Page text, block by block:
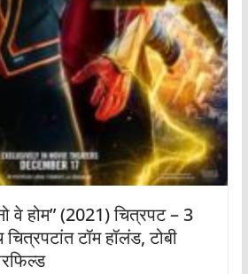
वे होम” (2021) चित्रपट – 3
टॉम हॉलंड, टोबी